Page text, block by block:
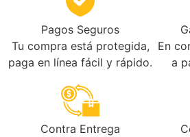
Pagos Seguros
Tu compra está protegida,
paga en línea fácil y rápido.
En
a
Contra Entrega